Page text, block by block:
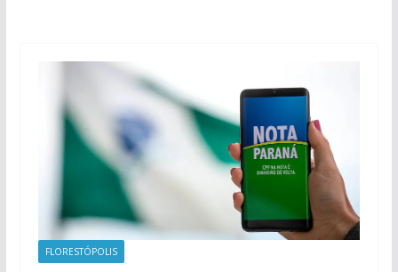
FLORESTÓPOLIS